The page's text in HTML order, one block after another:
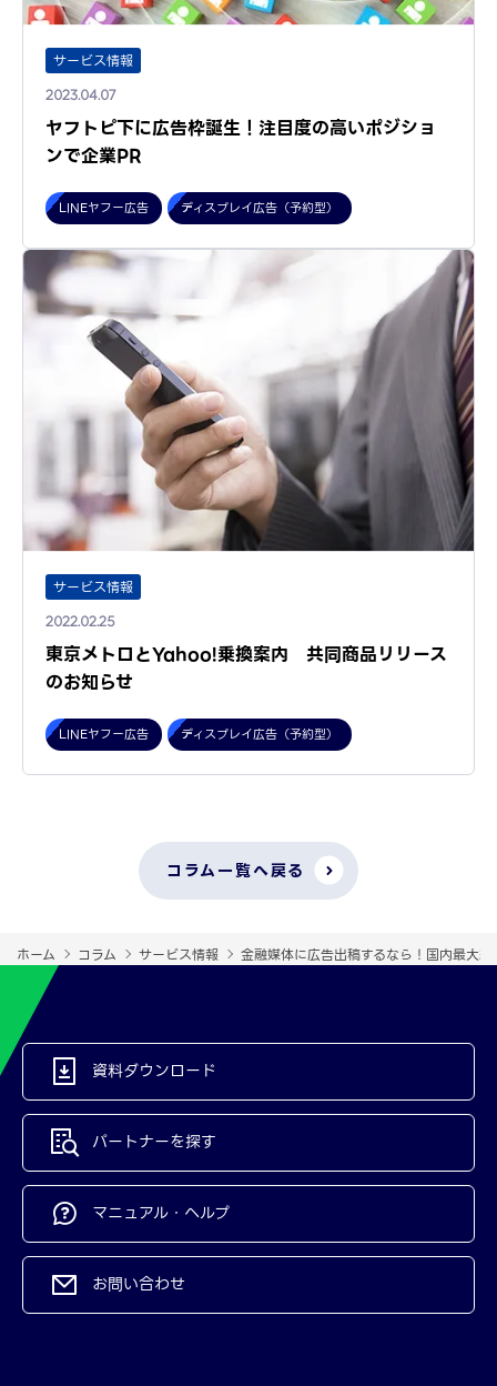
サービス情報
2023.04.07
ヤフトピ下に広告枠誕生！注目度の高いポジショ
ンで企業PR
LINEヤフー広告 ディスプレイ広告（予約型）
サービス情報
2022.02.25
東京メトロとYahoo!乗換案内 共同商品リリース
のお知らせ
LINEヤフー広告 ディスプレイ広告（予約型）
コラム一覧へ戻る
ホーム コラム サービス情報 金融媒体に広告出稿するなら！国内最大
資料ダウンロード
パートナーを探す
マニュアル・ヘルプ
お問い合わせ